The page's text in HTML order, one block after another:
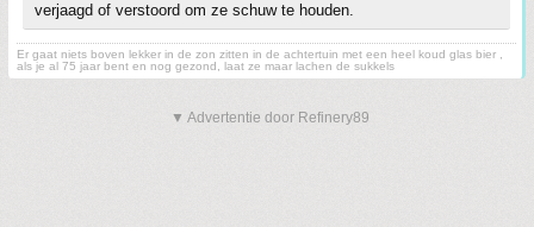
verjaagd of verstoord om ze schuw te houden.
Er gaat niets boven lekker in de zon zitten in de achtertuin met een heel koud glas bier ,
als je al 75 jaar bent en nog gezond, laat ze maar lachen de sukkels
▼ Advertentie door Refinery89